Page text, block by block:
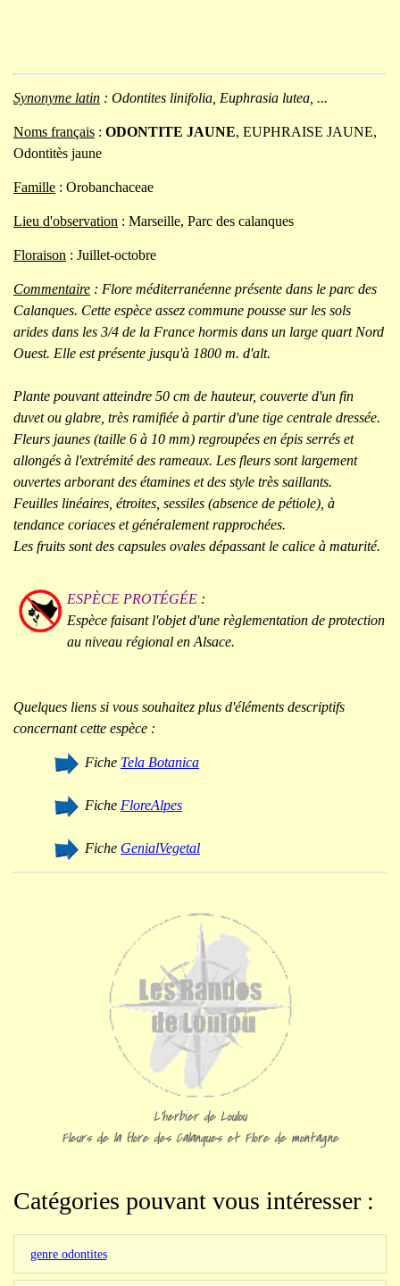
Synonyme latin : Odontites linifolia, Euphrasia lutea, ...
Noms français : ODONTITE JAUNE, EUPHRAISE JAUNE,
Odontitès jaune
Famille : Orobanchaceae
Lieu d'observation : Marseille, Parc des calanques
Floraison : Juillet-octobre
Commentaire : Flore méditerranéenne présente dans le parc des
Calanques. Cette espèce assez commune pousse sur les sols
arides dans les 3/4 de la France hormis dans un large quart Nord
Ouest. Elle est présente jusqu'à 1800 m. d'alt.
Plante pouvant atteindre 50 cm de hauteur, couverte d'un fin
duvet ou glabre, très ramifiée à partir d'une tige centrale dressée.
Fleurs jaunes (taille 6 à 10 mm) regroupées en épis serrés et
allongés à l'extrémité des rameaux. Les fleurs sont largement
ouvertes arborant des étamines et des style très saillants.
Feuilles linéaires, étroites, sessiles (absence de pétiole), à
tendance coriaces et généralement rapprochées.
Les fruits sont des capsules ovales dépassant le calice à maturité.
ESPÈCE PROTÉGÉE :
Espèce faisant l'objet d'une règlementation de protection
au niveau régional en Alsace.
Quelques liens si vous souhaitez plus d'éléments descriptifs
concernant cette espèce :
Fiche Tela Botanica
Fiche FloreAlpes
Fiche GenialVegetal
L'herbier de Loulou
Fleurs de la flore des Calanques et Flore de montagne
Catégories pouvant vous intéresser :
genre odontites